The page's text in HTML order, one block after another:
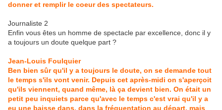
donner et remplir le coeur des spectateurs.
Journaliste 2
Enfin vous êtes un homme de spectacle par excellence, donc il y
a toujours un doute quelque part ?
Jean-Louis Foulquier
Ben bien sûr qu'il y a toujours le doute, on se demande tout
le temps s'ils vont venir. Depuis cet après-midi on s'aperçoit
qu'ils viennent, quand même, là ça devient bien. On était un
petit peu inquiets parce qu'avec le temps c'est vrai qu'il y a
eu une baisse dans, dans la fréquentation au départ, mais